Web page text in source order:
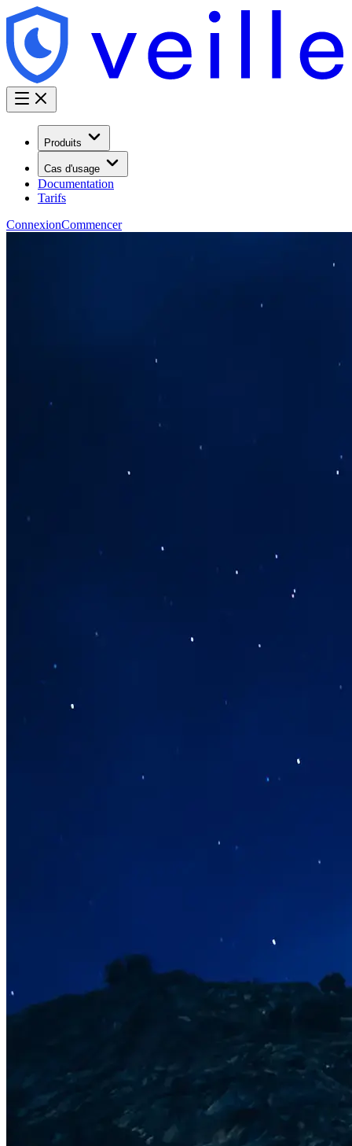
Produits
Cas d'usage
Documentation
Tarifs
ConnexionCommencer